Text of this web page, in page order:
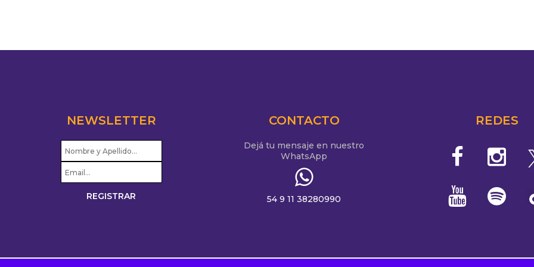
NEWSLETTER CONTACTO
Dejá tu mensaje en nuestro
WhatsApp
54 9 11 38280990
REDES